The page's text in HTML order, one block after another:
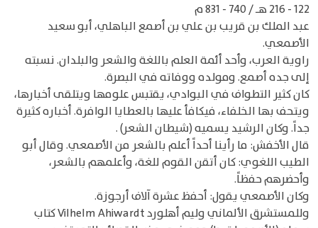
122 - 216 هـ / 740 - 831 م
عبد الملك بن قريب بن علي بن أصمع الباهلي، أبو سعيد
الأصمعي.
راوية العرب، وأحد أئمة العلم باللغة والشعر والبلدان. نسبته
إلى جده أصمع. ومولده ووفاته في البصرة.
كان كثير التطواف في البوادي، يقتبس علومها ويتلقى أخبارها،
ويتحف بها الخلفاء، فيكافأ عليها بالعطايا الوافرة. أخباره كثيرة
جداً. وكان الرشيد يسميه (شيطان الشعر) .
قال الأخفش: ما رأينا أحداً أعلم بالشعر من الأصمعي. وقال أبو
الطيب اللغوي: كان أتقن القوم للغة، وأعلمهم بالشعر،
وأحضرهم حفظاً.
وكان الأصمعي يقول: أحفظ عشرة آلاف أرجوزة.
وللمستشرق الألماني وليم أهلورد Vilhelm Ahiwardt كتاب